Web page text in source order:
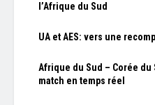
l’Afrique du Sud
UA et AES: vers une
Afrique du Sud – Corée
match en temps réel